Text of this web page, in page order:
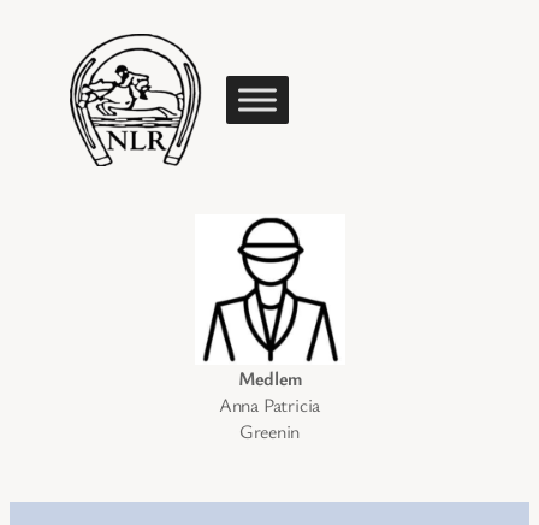
Medlem
Anna Patricia
Greenin